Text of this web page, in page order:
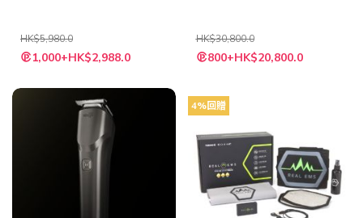
HK$5,980.0
特
殊
格
1,000+HK$2,988.0
HK$30,800.0
特
殊 800+HK$20,800.0
4%回贈